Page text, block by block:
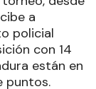
a
policial
con 14
están en
puntos.